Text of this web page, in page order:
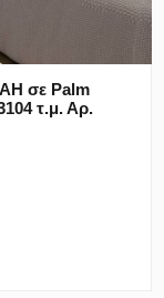
σε Palm
τ.μ. Αρ.